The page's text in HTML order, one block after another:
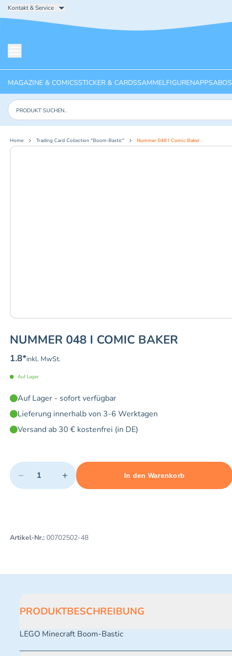
Kontakt & Service
MAGAZINE & COMICSSTICKER & CARDSSAMMELFIGURENAPPSABOS
Produkte suchen
Home Trading Card Collection "Boom-Bastic" Nummer 048 I Comic Baker
NUMMER 048 I COMIC BAKER
1.8*inkl. MwSt.
Auf Lager
Auf Lager - sofort verfügbar
Lieferung innerhalb von 3-6 Werktagen
Versand ab 30 € kostenfrei (in DE)
Quantity
− +
Minimum quantity: 1 Maximum quantity: 3
In den Warenkorb
Add 1 item to cart
Artikel-Nr.: 00702502-48
PRODUKTBESCHREIBUNG
LEGO Minecraft Boom-Bastic